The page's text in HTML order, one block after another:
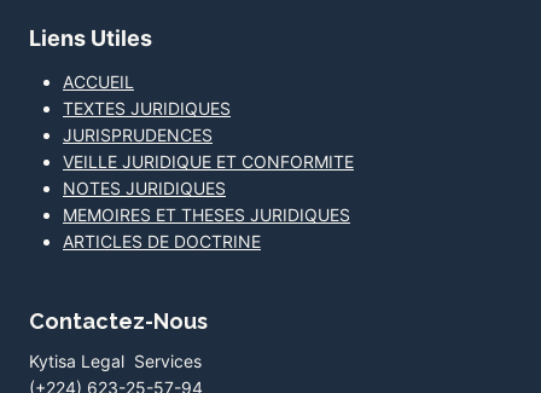
Liens Utiles
ACCUEIL
TEXTES JURIDIQUES
JURISPRUDENCES
VEILLE JURIDIQUE ET CONFORMITE
NOTES JURIDIQUES
MEMOIRES ET THESES JURIDIQUES
ARTICLES DE DOCTRINE
Contactez-Nous
Kytisa Legal Services
(+224) 623-25-57-94